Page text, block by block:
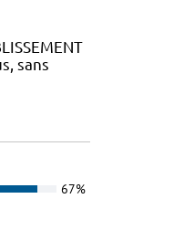
sans
67%